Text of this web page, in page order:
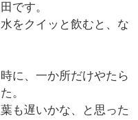
です。
をクイッと飲むと、な
に、一か所だけやたら
。
も遅いかな、と思った